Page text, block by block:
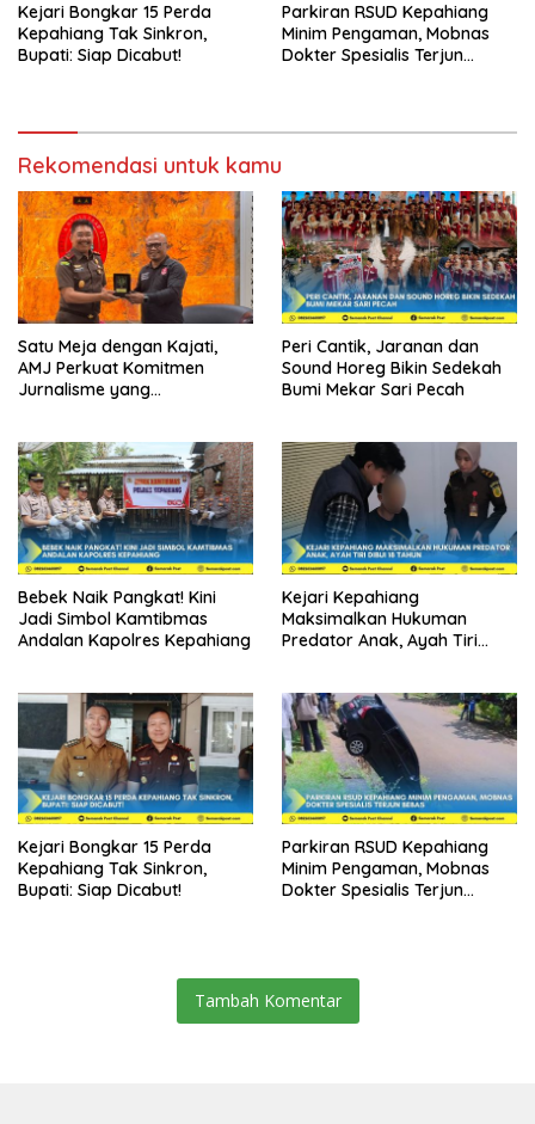
Kejari Bongkar 15 Perda
Kepahiang Tak Sinkron,
Bupati: Siap Dicabut!
Parkiran RSUD Kepahiang
Minim Pengaman, Mobnas
Dokter Spesialis Terjun
Rekomendasi untuk kamu
Satu Meja dengan Kajati,
AMJ Perkuat Komitmen
Jurnalisme yang
Peri Cantik, Jaranan dan
Sound Horeg Bikin Sedekah
Bumi Mekar Sari Pecah
Bebek Naik Pangkat! Kini
Jadi Simbol Kamtibmas
Andalan Kapolres Kepahiang
Kejari Kepahiang
Maksimalkan Hukuman
Predator Anak, Ayah Tiri
Kejari Bongkar 15 Perda
Kepahiang Tak Sinkron,
Bupati: Siap Dicabut!
Parkiran RSUD Kepahiang
Minim Pengaman, Mobnas
Dokter Spesialis Terjun
Tambah Komentar